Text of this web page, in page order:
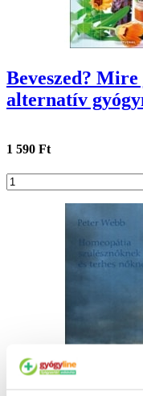
Beveszed?
alternatív
1 590 Ft